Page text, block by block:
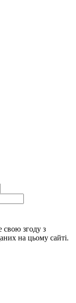
згоду з
на цьому сайті.